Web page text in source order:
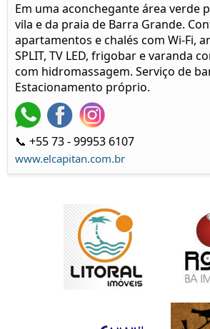
Em uma aconchegante área verde
vila e da praia de Barra Grande.
apartamentos e chalés com Wi-Fi,
SPLIT, TV LED, frigobar e varanda
com hidromassagem. Serviço de
Estacionamento próprio.
📞 +55 73 - 99953 6107
www.elcapitan.com.br